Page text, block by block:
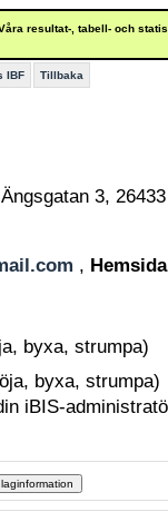
resultat-, tabell- och
IBF Tillbaka
3,
,
byxa, strumpa)
byxa, strumpa)
iBIS-